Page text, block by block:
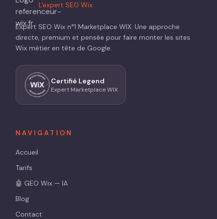
L'expert SEO Wix
Expert SEO Wix n°1 Marketplace WIX. Une approche
directe, premium et pensée pour faire monter les sites
Wix métier en tête de Google.
Certifié Legend
Expert Marketplace WIX
NAVIGATION
Accueil
Tarifs
🤖 GEO Wix — IA
Blog
Contact